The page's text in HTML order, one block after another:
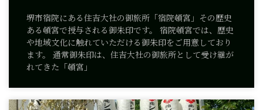
堺市宿院にある住吉大社の御旅所「宿院頓宮」その歴史
ある頓宮で授与される御朱印です。 宿院頓宮では、歴史
や地域文化に触れていただける御朱印をご用意しており
ます。 通常御朱印は、住吉大社の御旅所として受け継が
れてきた「頓宮」